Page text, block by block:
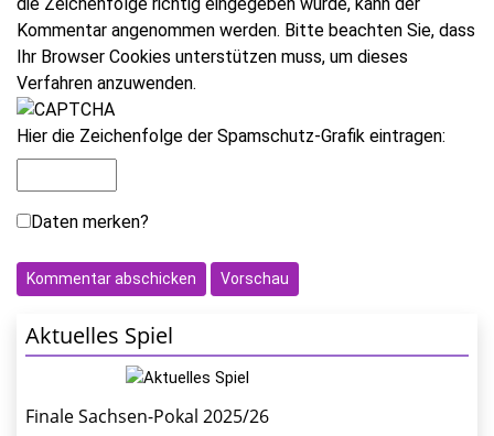
Kommentar angenommen werden. Bitte beachten Sie, dass
Ihr Browser Cookies unterstützen muss, um dieses
Verfahren anzuwenden.
Hier die Zeichenfolge der Spamschutz-Grafik eintragen:
Daten merken?
Aktuelles Spiel
Finale Sachsen-Pokal 2025/26